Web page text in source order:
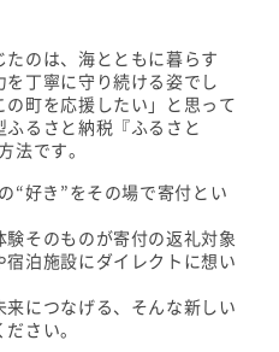
のは、海とともに暮らす
丁寧に守り続ける姿でし
町を応援したい」と思って
るさと納税『ふるさと
法です。
“好き”をその場で寄付とい
そのものが寄付の返礼対象
泊施設にダイレクトに想い
につなげる、そんな新しい
さい。